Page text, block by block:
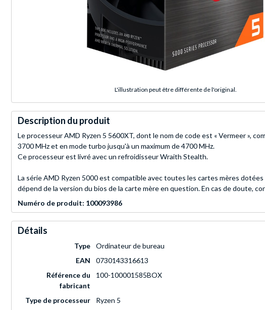
L'illustration peut être différente de l'original.
Description du produit
Le processeur AMD Ryzen 5 5600XT, dont le nom de code est « Vermeer »,
3700 MHz et en mode turbo jusqu'à un maximum de 4700 MHz.
Ce processeur est livré avec un refroidisseur Wraith Stealth.
La série AMD Ryzen 5000 est compatible avec toutes les cartes mères
dépend de la version du bios de la carte mère en question. En cas de doute,
Numéro de produit: 100093986
Détails
Type
Ordinateur de bureau
EAN
0730143316613
Référence du
fabricant
100-100001585BOX
Type de processeur
Ryzen 5